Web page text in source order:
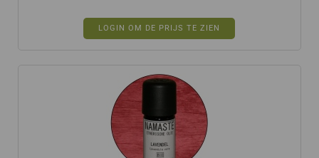
LOGIN OM DE PRIJS TE ZIEN